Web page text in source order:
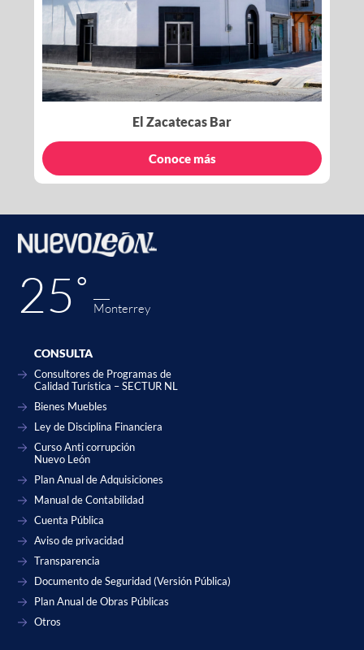
El Zacatecas Bar
Conoce más
25˚ Monterrey
CONSULTA
Consultores de Programas de
Calidad Turística – SECTUR NL
Bienes Muebles
Ley de Disciplina Financiera
Curso Anti corrupción
Nuevo León
Plan Anual de Adquisiciones
Manual de Contabilidad
Cuenta Pública
Aviso de privacidad
Transparencia
Documento de Seguridad (Versión Pública)
Plan Anual de Obras Públicas
Otros